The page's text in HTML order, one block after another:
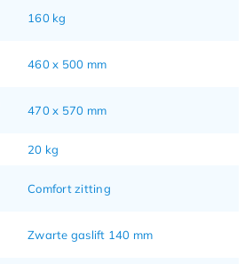
160 kg
460 x 500 mm
470 x 570 mm
20 kg
Comfort zitting
Zwarte gaslift 140 mm